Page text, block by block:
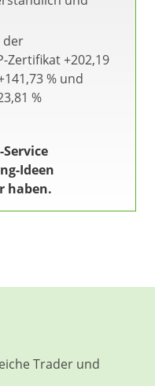
der
Zertifikat +202,19
% und
%
Service
Ideen
haben.
Trader und